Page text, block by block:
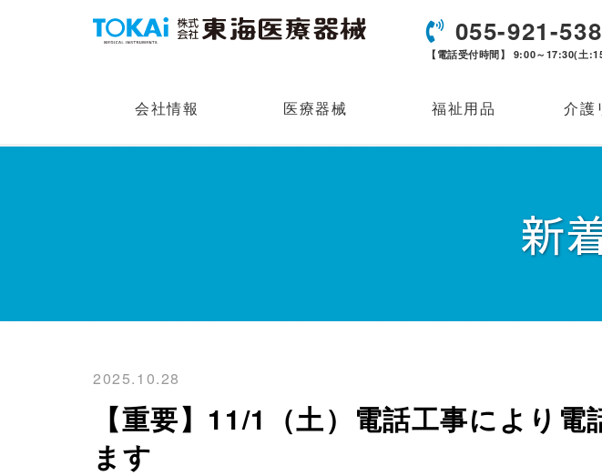
055-921-
【電話受付時間】 9:00～17:30(土
会社情報 医療器械 福祉用品
介護
新
2025.10.28
【重要】11/1（土）電話工事により電
ます